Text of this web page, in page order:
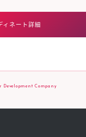
ィネート詳細
Development Company